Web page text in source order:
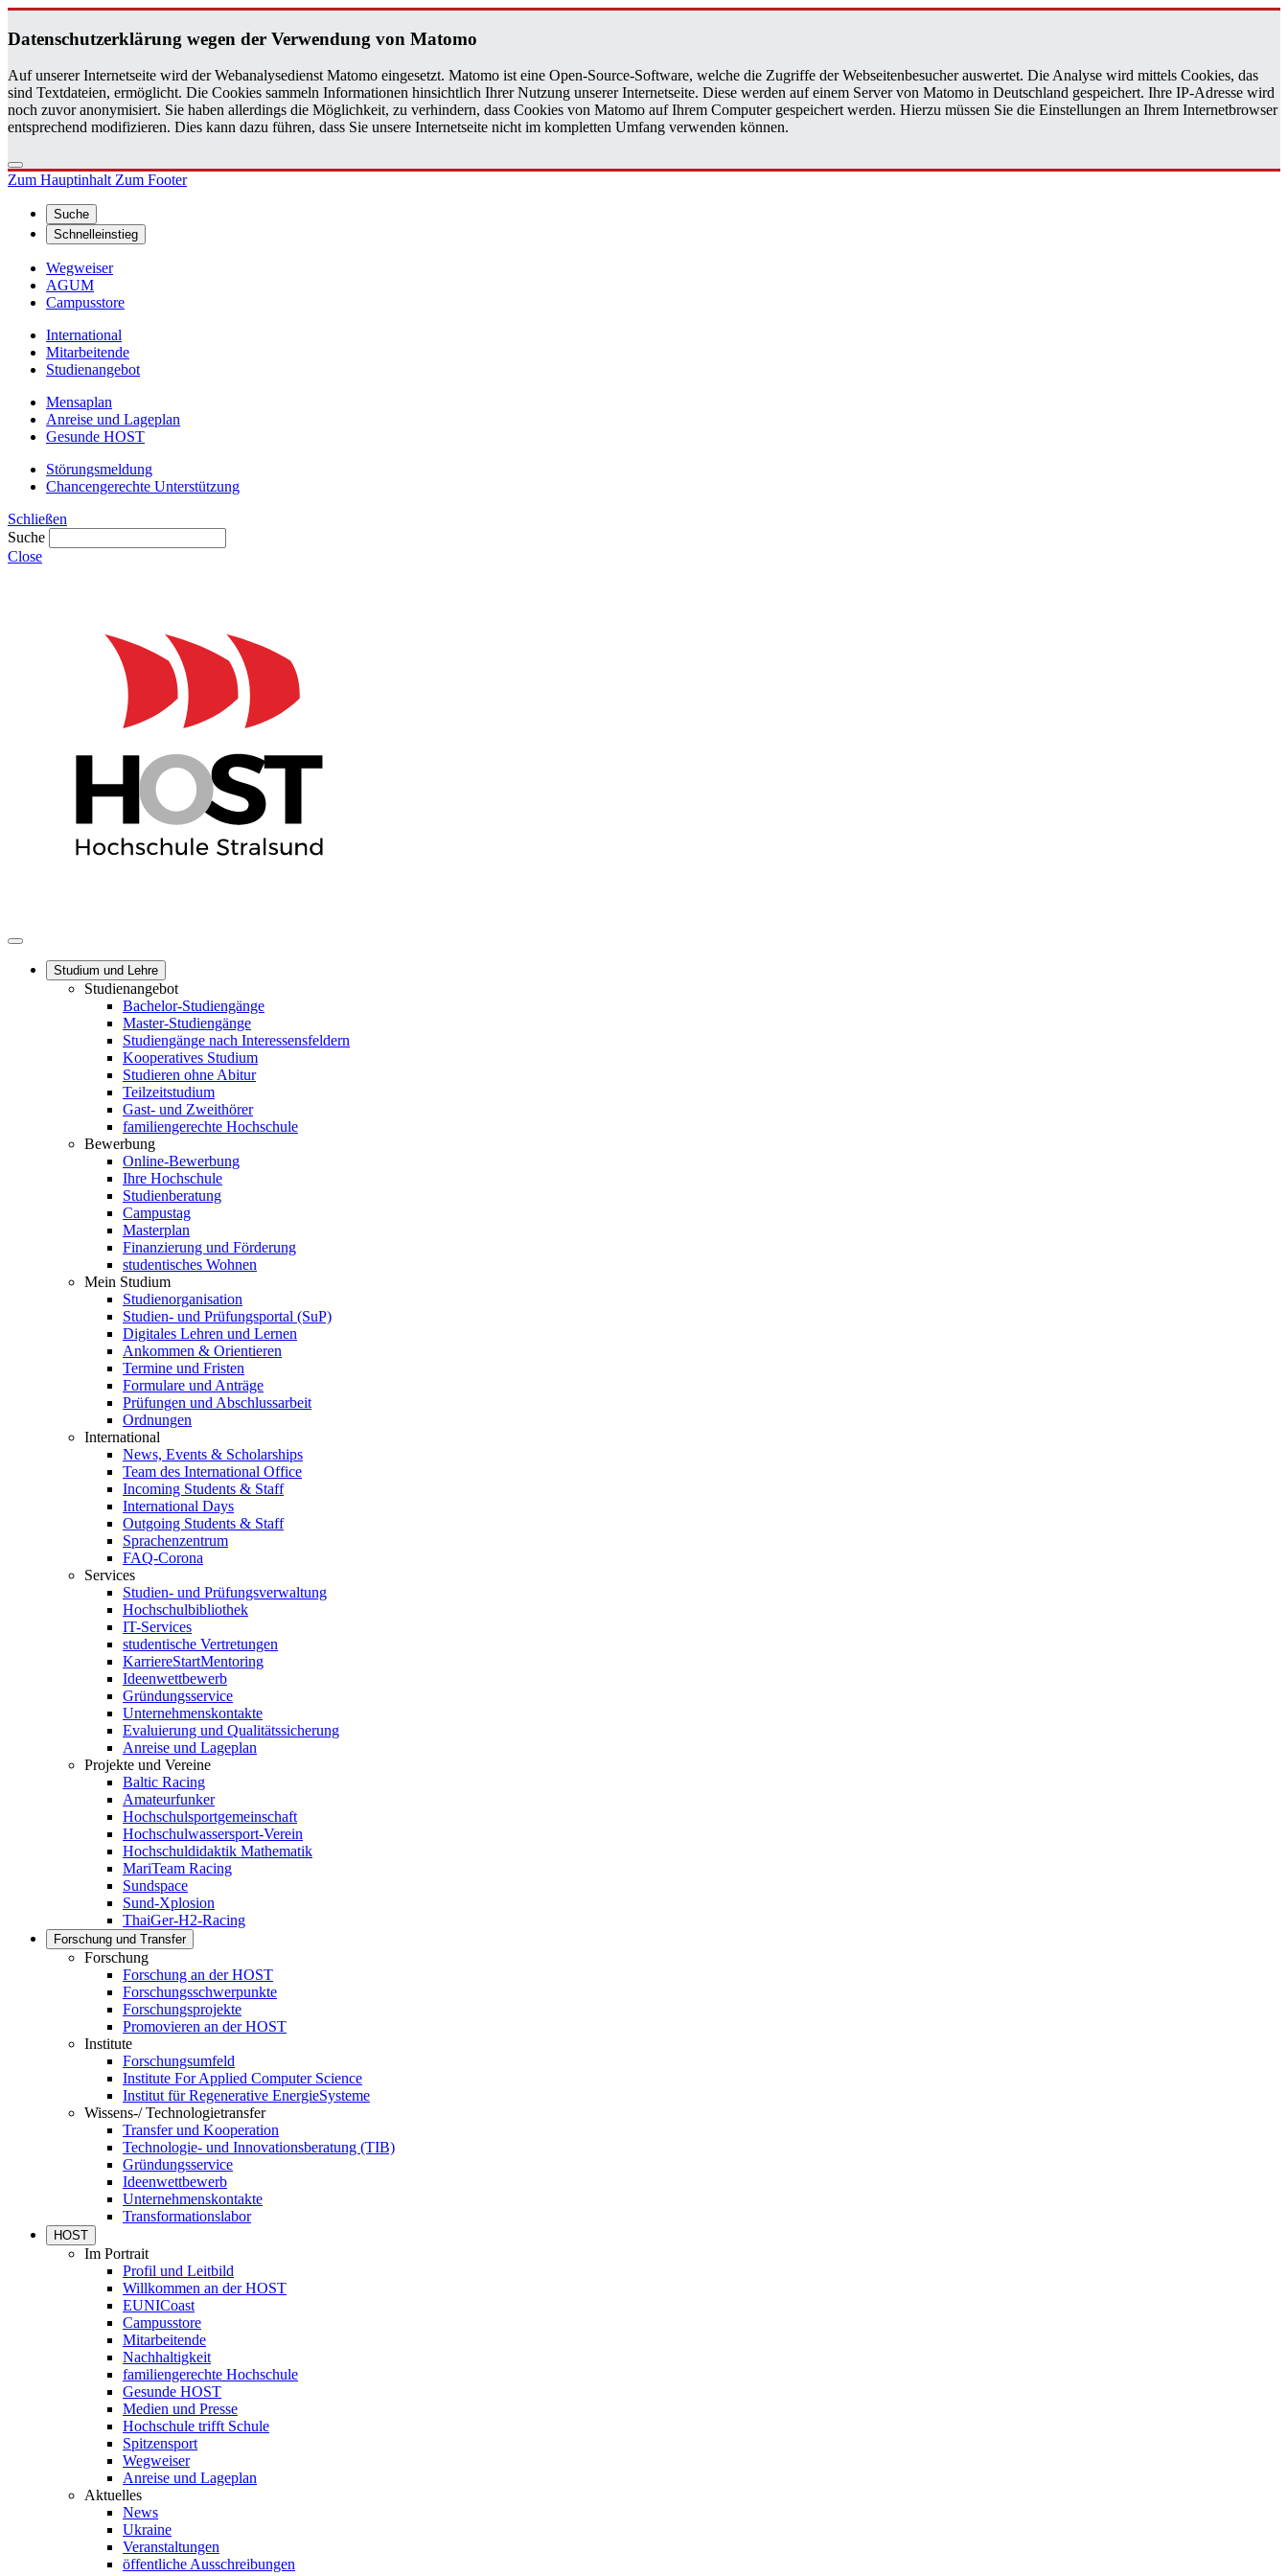
Da­ten­schutz­er­klä­rung wegen der Ver­wen­dung von Ma­to­mo
Auf unserer Internetseite wird der Webanalysedienst Matomo eingesetzt. Matomo ist eine Open-Source-Software, welche die Zugriffe der Webseitenbesucher auswertet. Die Analyse wird mittels Cookies, das
sind Textdateien, ermöglicht. Die Cookies sammeln Informationen hinsichtlich Ihrer Nutzung unserer Internetseite. Diese werden auf einem Server von Matomo in Deutschland gespeichert. Ihre IP-Adresse wird
noch zuvor anonymisiert. Sie haben allerdings die Möglichkeit, zu verhindern, dass Cookies von Matomo auf Ihrem Computer gespeichert werden. Hierzu müssen Sie die Einstellungen an Ihrem Internetbrowser
entsprechend modifizieren. Dies kann dazu führen, dass Sie unsere Internetseite nicht im kompletten Umfang verwenden können.
Zum HauptinhaltZum Footer
Suche
Schnelleinstieg
Wegweiser
AGUM
Campusstore
International
Mitarbeitende
Studienangebot
Mensaplan
Anreise und Lageplan
Gesunde HOST
Störungsmeldung
Chancengerechte Unterstützung
Schließen
Suche
Close
Studium und Lehre
Studienangebot
Bachelor-Studiengänge
Master-Studiengänge
Studiengänge nach Interessensfeldern
Kooperatives Studium
Studieren ohne Abitur
Teilzeitstudium
Gast- und Zweithörer
familiengerechte Hochschule
Bewerbung
Online-Bewerbung
Ihre Hochschule
Studienberatung
Campustag
Masterplan
Finanzierung und Förderung
studentisches Wohnen
Mein Studium
Studienorganisation
Studien- und Prüfungsportal (SuP)
Digitales Lehren und Lernen
Ankommen & Orientieren
Termine und Fristen
Formulare und Anträge
Prüfungen und Abschlussarbeit
Ordnungen
International
News, Events & Scholarships
Team des International Office
Incoming Students & Staff
International Days
Outgoing Students & Staff
Sprachenzentrum
FAQ-Corona
Services
Studien- und Prüfungsverwaltung
Hochschulbibliothek
IT-Services
studentische Vertretungen
KarriereStartMentoring
Ideenwettbewerb
Gründungsservice
Unternehmenskontakte
Evaluierung und Qualitätssicherung
Anreise und Lageplan
Projekte und Vereine
Baltic Racing
Amateurfunker
Hochschulsportgemeinschaft
Hochschulwassersport-Verein
Hochschuldidaktik Mathematik
MariTeam Racing
Sundspace
Sund-Xplosion
ThaiGer-H2-Racing
Forschung und Transfer
Forschung
Forschung an der HOST
Forschungsschwerpunkte
Forschungsprojekte
Promovieren an der HOST
Institute
Forschungsumfeld
Institute For Applied Computer Science
Institut für Regenerative EnergieSysteme
Wissens-/ Technologietransfer
Transfer und Kooperation
Technologie- und Innovationsberatung (TIB)
Gründungsservice
Ideenwettbewerb
Unternehmenskontakte
Transformationslabor
HOST
Im Portrait
Profil und Leitbild
Willkommen an der HOST
EUNICoast
Campusstore
Mitarbeitende
Nachhaltigkeit
familiengerechte Hochschule
Gesunde HOST
Medien und Presse
Hochschule trifft Schule
Spitzensport
Wegweiser
Anreise und Lageplan
Aktuelles
News
Ukraine
Veranstaltungen
öffentliche Ausschreibungen